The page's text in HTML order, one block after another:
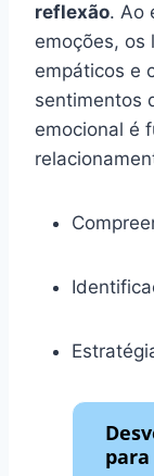
reflexão. Ao
emoções, os
empáticos e
sentimentos
emocional é